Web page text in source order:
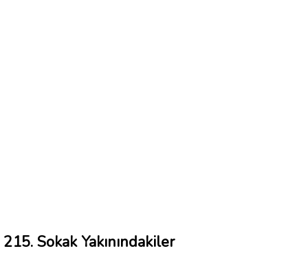
215. Sokak Yakınındakiler